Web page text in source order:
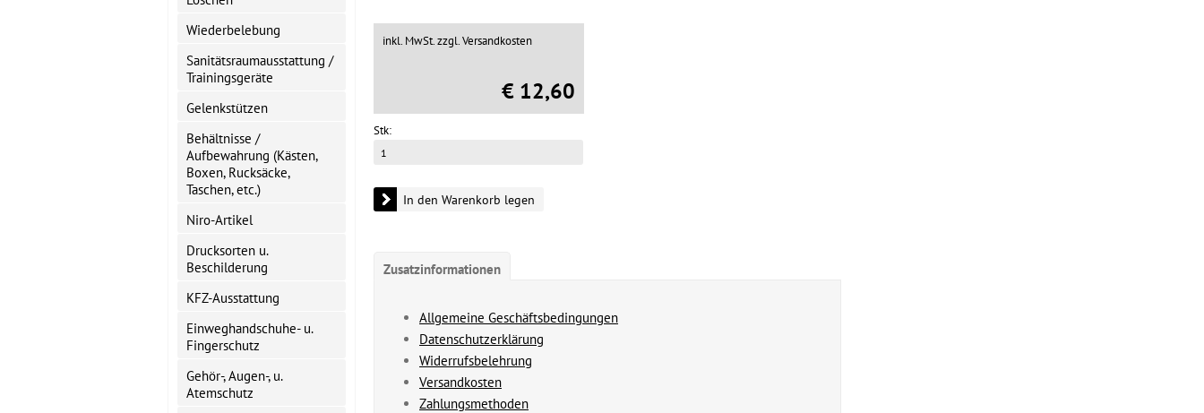
Wiederbelebung
Sanitätsraumausstattung /
Trainingsgeräte
Gelenkstützen
Behältnisse /
Aufbewahrung (Kästen,
Boxen, Rucksäcke,
Taschen, etc.)
Niro-Artikel
Drucksorten u.
Beschilderung
KFZ-Ausstattung
Einweghandschuhe- u.
Fingerschutz
Gehör-, Augen-, u.
Atemschutz
inkl. MwSt.zzgl. Versandkosten
€ 12,60
Stk:
In den Warenkorb legen
Zusatzinformationen
Allgemeine Geschäftsbedingungen
Datenschutzerklärung
Widerrufsbelehrung
Versandkosten
Zahlungsmethoden